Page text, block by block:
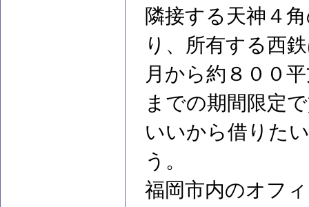
隣接する天神４
り、所有する西
月から約８００
までの期間限定
いいから借りた
う。
福岡市内のオフ